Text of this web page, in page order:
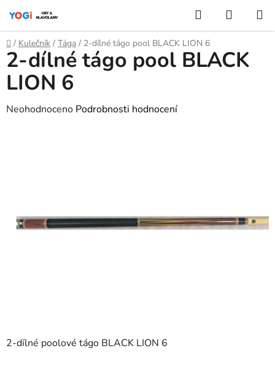
obsah
Hledat
KOŠÍK
Domů
/ Kulečník / Tága / 2-dílné tágo pool BLACK LION 6
2-dílné poolové tágo BLACK LION 6
2-dílné tágo pool BLACK
LION 6
Průměrné
hvězdiček.
Neohodnoceno Podrobnosti hodnocení